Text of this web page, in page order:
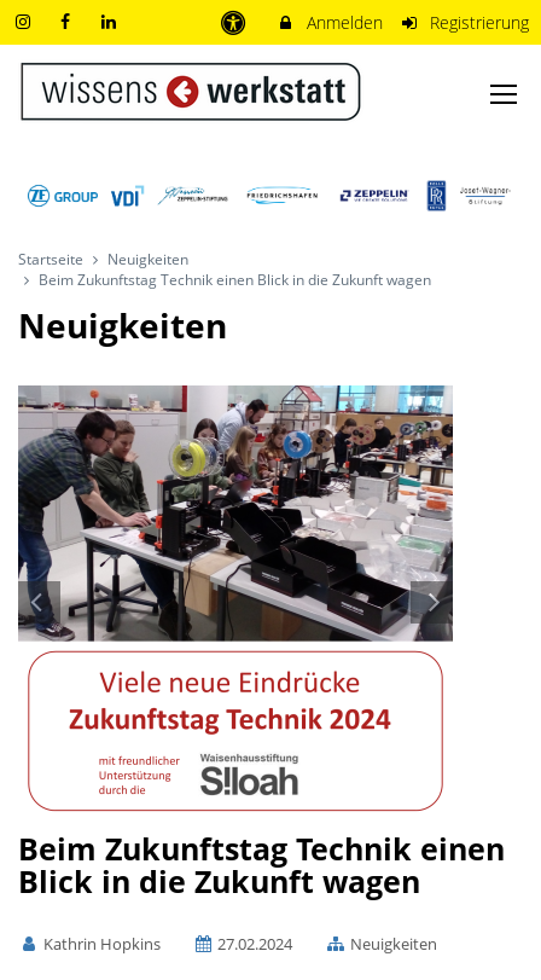
Anmelden Registrierung
Startseite
Neuigkeiten
Beim Zukunftstag Technik einen Blick in die Zukunft wagen
Neuigkeiten
Beim Zukunftstag Technik einen
Blick in die Zukunft wagen
Kathrin Hopkins 27.02.2024 Neuigkeiten